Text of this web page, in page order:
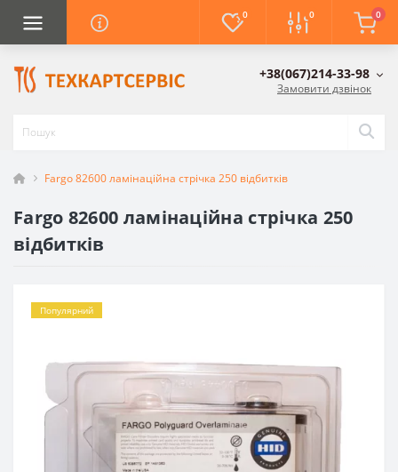
0 0 0
+38(067)214-33-98
Замовити дзвінок
Fargo 82600 ламінаційна стрічка 250 відбитків
Fargo 82600 ламінаційна стрічка 250
відбитків
Популярний